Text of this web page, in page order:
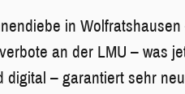
in Wolfratshausen
an der LMU – was
digital – garantiert sehr